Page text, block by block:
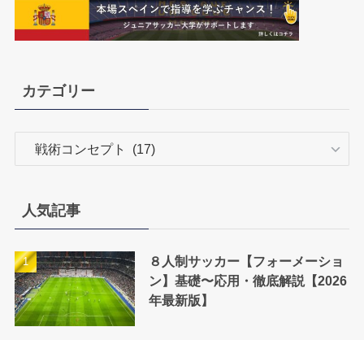
カテゴリー
ー
人気記事
８人制サッカー【フォーメーショ
ン】基礎〜応用・徹底解説【2026
年最新版】